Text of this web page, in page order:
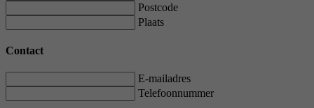
Postcode
Plaats
Contact
E-mailadres
Telefoonnummer